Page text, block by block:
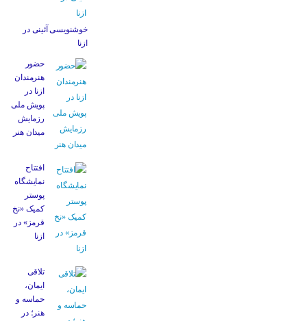
خوشنویسی آئینی در
ازنا
حضور
هنرمندان
ازنا در
پویش ملی
رزمایش
میدان هنر
افتتاح
نمایشگاه
پوستر
کمیک «نخ
قرمز» در
ازنا
تلاقی
ایمان،
حماسه و
هنر؛ در